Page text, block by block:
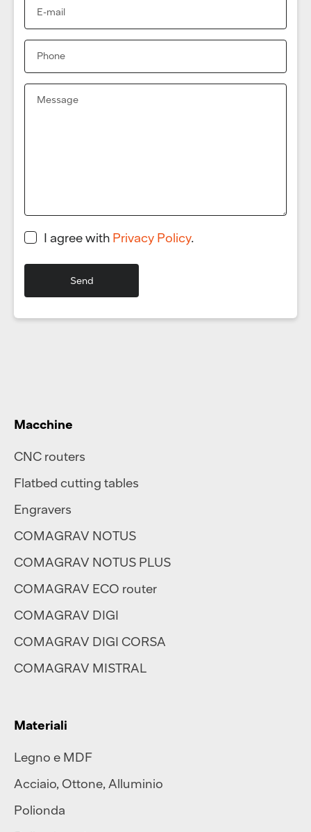
I agree with Privacy Policy.
Macchine
CNC routers
Flatbed cutting tables
Engravers
COMAGRAV NOTUS
COMAGRAV NOTUS PLUS
COMAGRAV ECO router
COMAGRAV DIGI
COMAGRAV DIGI CORSA
COMAGRAV MISTRAL
Materiali
Legno e MDF
Acciaio,Ottone,Alluminio
Polionda